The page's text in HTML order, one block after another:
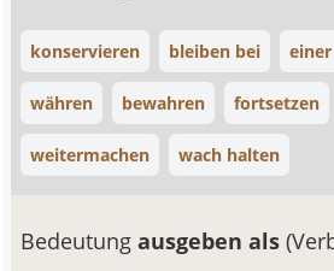
konservieren bleiben bei
währen bewahren fortsetzen
weitermachen wach halten
Bedeutungausgeben als